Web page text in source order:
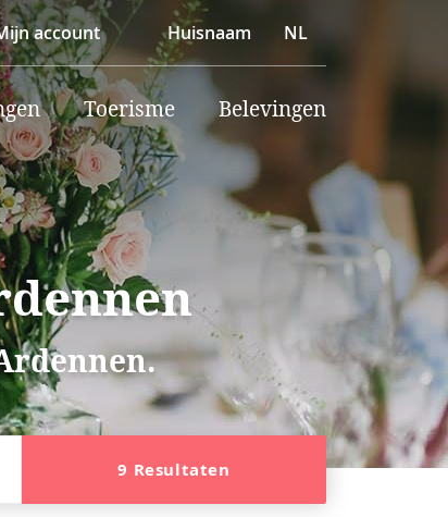
account Huisnaam NL
Toerisme Belevingen
9 Resultaten